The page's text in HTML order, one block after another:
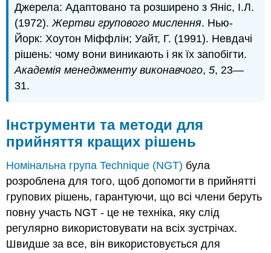
Джерела: Адаптовано та розширено з Яніс, І.Л.
(1972).Жертви групового мислення. Нью-
Йорк: Хоутон Міффлін; Уайт, Г. (1991). Невдачі
рішень: чому вони виникають і як їх запобігти.
Академія менеджменту виконавчого,5, 23—
31.
Інструменти та методи для
прийняття кращих рішень
Номінальна група Technique (NGT) була
розроблена для того, щоб допомогти в прийнятті
групових рішень, гарантуючи, що всі члени беруть
повну участь NGT - це не техніка, яку слід
регулярно використовувати на всіх зустрічах.
Швидше за все, він використовується для